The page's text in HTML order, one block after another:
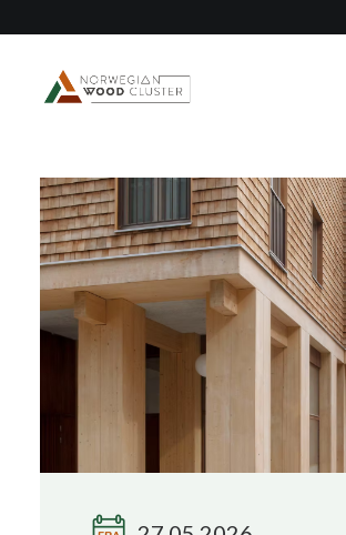
Nyheter
Arrangementer
Prosjekter
Faggrupper